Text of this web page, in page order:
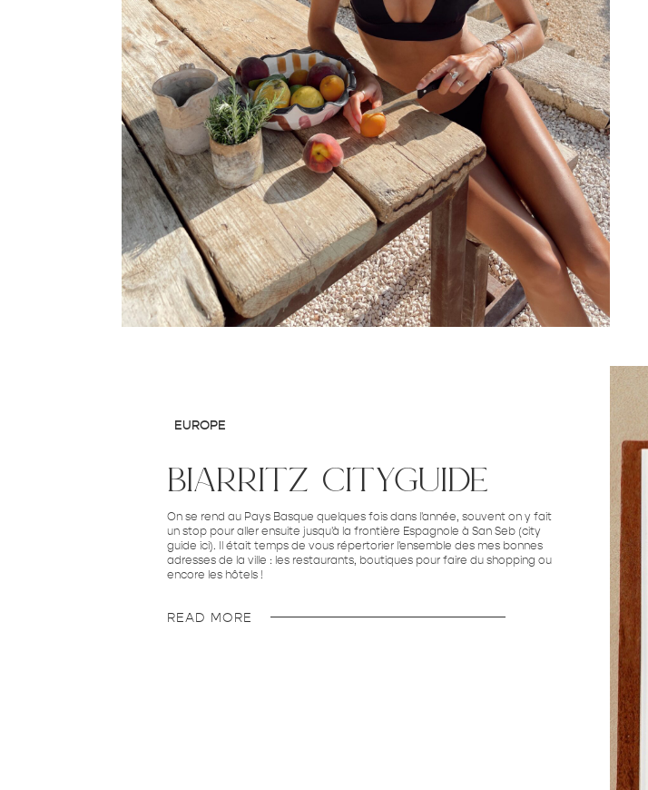
EUROPE
biarritz cityguide
On se rend au Pays Basque quelques fois dans l'année, souvent on y fait
un stop pour aller ensuite jusqu'à la frontière Espagnole à San Seb (city
guide ici). Il était temps de vous répertorier l'ensemble des mes bonnes
adresses de la ville : les restaurants, boutiques pour faire du shopping ou
encore les hôtels !
READ MORE